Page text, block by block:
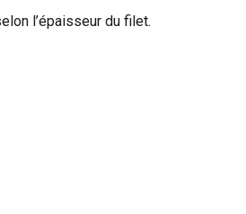
l’épaisseur du filet.